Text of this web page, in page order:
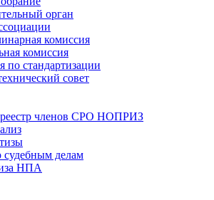
орган
комиссия
комиссия
по стандартизации
совет
членов СРО НОПРИЗ
судебным делам
НПА